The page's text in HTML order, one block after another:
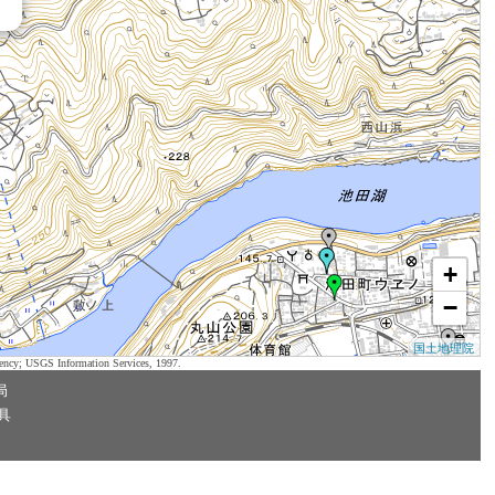
+
−
国土地理院
USGS Information Services, 1997.